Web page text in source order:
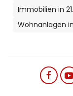
Immobilien in
Wohnanlagen
Social